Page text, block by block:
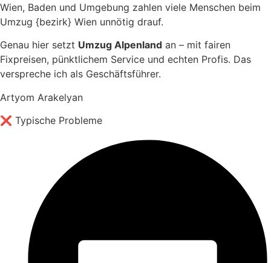
Wien, Baden und Umgebung zahlen viele Menschen beim
Umzug {bezirk} Wien unnötig drauf.
Genau hier setzt Umzug Alpenland an – mit fairen
Fixpreisen, pünktlichem Service und echten Profis. Das
verspreche ich als Geschäftsführer.
Artyom Arakelyan
❌ Typische Probleme